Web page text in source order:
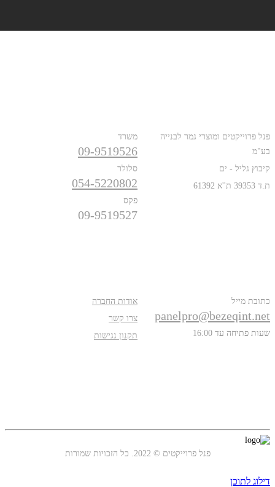
פנל פרוייקטים ומוצרי גמר לבנייה
בע"מ
קיבוץ גליל - ים
ת.ד 39353 ת''א 61392
משרד
09-9519526
סלולר
054-5220802
פקס
09-9519527
כתובת מייל
panelpro@bezeqint.net
שעות פתיחה עד 16:00
אודות החברה
צרו קשר
תקנון נגישות
פנל פרוייקטים © 2022. כל הזכויות שמורות
דילוג לתוכן